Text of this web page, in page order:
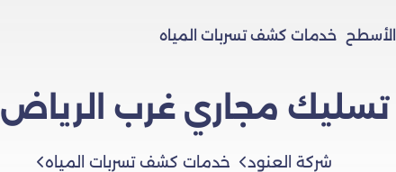
خدمات كشف تسربات المياه
تسليك مجاري غرب الرياض
شركة العنود خدمات كشف تسربات المياه